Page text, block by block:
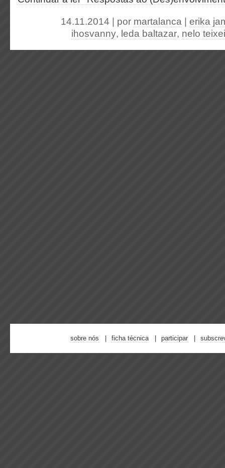
14.11.2014 | por martalanca
erika
ihosvanny, leda baltazar, nelo
sobre nós ficha técnica participar